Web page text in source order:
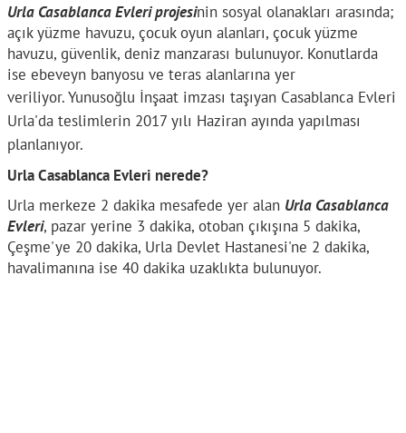
Urla Casablanca Evleri projesinin sosyal olanakları arasında;
açık yüzme havuzu, çocuk oyun alanları, çocuk yüzme
havuzu, güvenlik, deniz manzarası bulunuyor. Konutlarda
ise ebeveyn banyosu ve teras alanlarına yer
veriliyor.Yunusoğlu İnşaat imzası taşıyan Casablanca Evleri
Urla'da teslimlerin 2017 yılı Haziran ayında yapılması
planlanıyor.
Urla Casablanca Evleri nerede?
Urla merkeze 2 dakika mesafede yer alan Urla Casablanca
Evleri, pazar yerine 3 dakika, otoban çıkışına 5 dakika,
Çeşme'ye 20 dakika, Urla Devlet Hastanesi'ne 2 dakika,
havalimanına ise 40 dakika uzaklıkta bulunuyor.